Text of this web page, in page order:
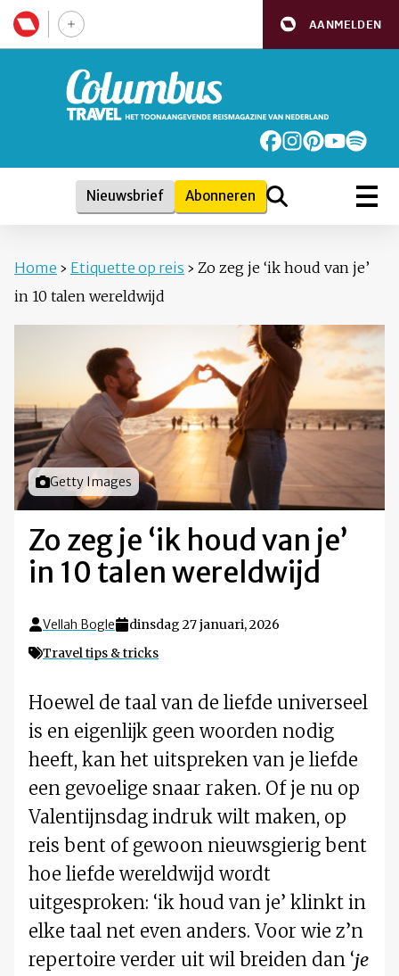
AANMELDEN
Nieuwsbrief Abonneren
Home › Etiquette op reis › Zo zeg je ‘ik houd van je’
in 10 talen wereldwijd
Foto door
Getty Images
Zo zeg je ‘ik houd van je’
in 10 talen wereldwijd
Vellah Bogle
dinsdag 27 januari, 2026
Travel tips & tricks
Hoewel de taal van de liefde universeel
is en eigenlijk geen woorden nodig
heeft, kan het uitspreken van je liefde
een gevoelige snaar raken. Of je nu op
Valentijnsdag indruk wilt maken, op
reis bent of gewoon nieuwsgierig bent
hoe liefde wereldwijd wordt
uitgesproken: ‘ik houd van je’ klinkt in
elke taal net even anders. Voor wie z’n
repertoire verder uit wil breiden dan ‘je